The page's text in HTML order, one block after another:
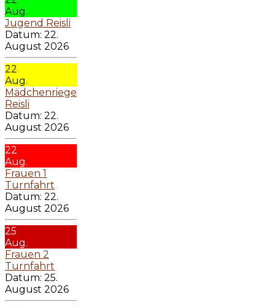
Aug.
Jugend Reisli
Datum: 22.
August 2026
22
Aug.
Mädchenriege
Reisli
Datum: 22.
August 2026
22
Aug.
Frauen 1
Turnfahrt
Datum: 22.
August 2026
25
Aug.
Frauen 2
Turnfahrt
Datum: 25.
August 2026